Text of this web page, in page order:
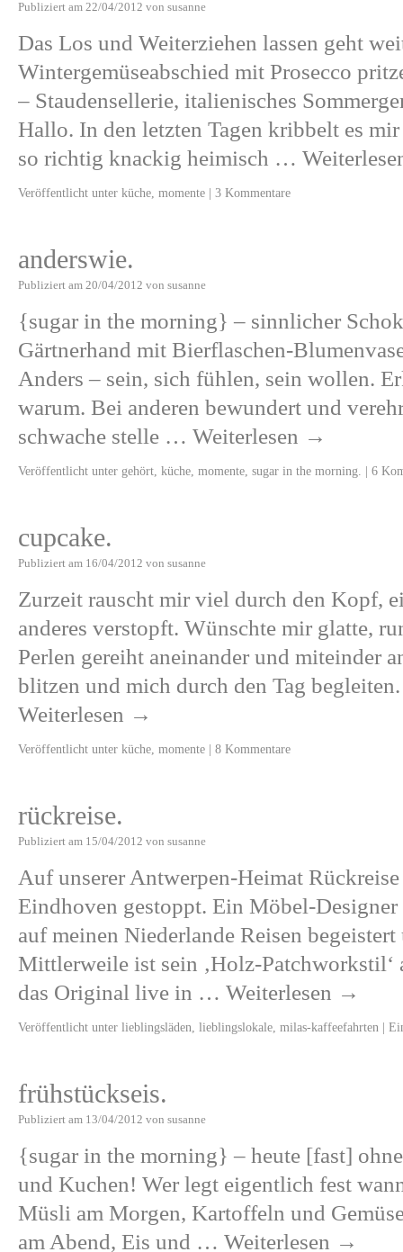
Publiziert am 22/04/2012 von susanne
Das Los und Weiterziehen lassen geht
Wintergemüseabschied mit Prosecco
– Staudensellerie, italienisches
Hallo. In den letzten Tagen kribbelt es
so richtig knackig heimisch …
Veröffentlicht unter küche momente | 3 Kommentare
anderswie.
Publiziert am 20/04/2012 von susanne
{sugar in the morning} – sinnlicher
Gärtnerhand mit Bierflaschen-
Anders – sein, sich fühlen, sein wollen.
warum. Bei anderen bewundert und
schwache stelle … Weiterlesen →
Veröffentlicht unter gehört küche momente sugar in the morning. | 6
cupcake.
Publiziert am 16/04/2012 von susanne
Zurzeit rauscht mir viel durch den Kopf,
anderes verstopft. Wünschte mir glatte,
Perlen gereiht aneinander und miteinder
blitzen und mich durch den Tag
Weiterlesen →
Veröffentlicht unter küche momente | 8 Kommentare
rückreise.
Publiziert am 15/04/2012 von susanne
Auf unserer Antwerpen-Heimat
Eindhoven gestoppt. Ein Möbel-
auf meinen Niederlande Reisen
Mittlerweile ist sein ‚Holz-Patchworkstil‘
das Original live in … Weiterlesen →
Veröffentlicht unter lieblingsläden lieblingslokale milas-kaffeefahrten |
frühstückseis.
Publiziert am 13/04/2012 von susanne
{sugar in the morning} – heute [fast]
und Kuchen! Wer legt eigentlich fest
Müsli am Morgen, Kartoffeln und
am Abend, Eis und … Weiterlesen →